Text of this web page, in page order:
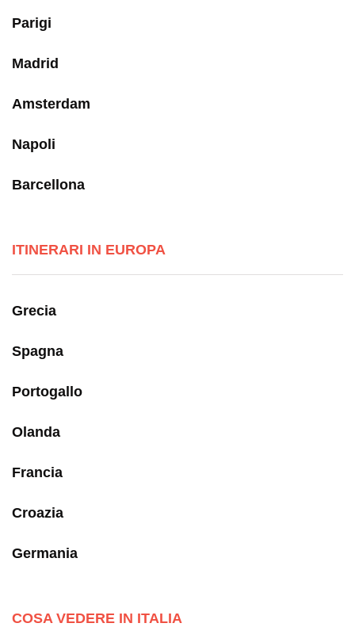
Parigi
Madrid
Amsterdam
Napoli
Barcellona
ITINERARI IN EUROPA
Grecia
Spagna
Portogallo
Olanda
Francia
Croazia
Germania
COSA VEDERE IN ITALIA